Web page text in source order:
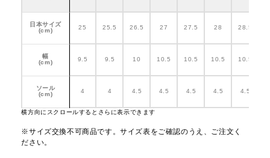
日本サイズ
(cm)
25 25.5 26.5 27 27.5 28 28.5
幅
(cm)
9.5 9.5 10 10.5 10.5 10.5 10.5
ソール
(cm)
4 4 4.5 4.5 4.5 4.5 4.5
横方向にスクロールするとさらに表示できます
※サイズ交換不可商品です。サイズ表をご確認のうえ、ご注文く
ださい。